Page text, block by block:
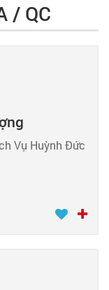
/ QC
Vụ Huỳnh Đức